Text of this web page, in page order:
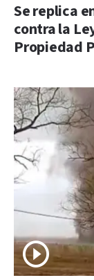
Se replica
contra la
Propiedad